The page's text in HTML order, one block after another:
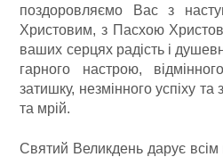
поздоровляємо Вас з
Христовим, з Пасхою
ваших серцях радість і
гарного настрою,
затишку, незмінного успіху та
та мрій.
Святий Великдень дарує всім